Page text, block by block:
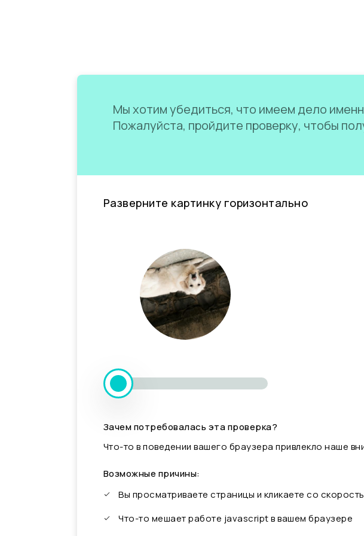
Мы хотим убедиться, что имеем дело
Пожалуйста, пройдите проверку, чтобы
Разверните картинку горизонтально
Зачем потребовалась эта проверка?
Что-то в поведении вашего браузера привлекло наше
Возможные причины:
Вы просматриваете страницы и кликаете со
Что-то мешает работе javascript в вашем браузере